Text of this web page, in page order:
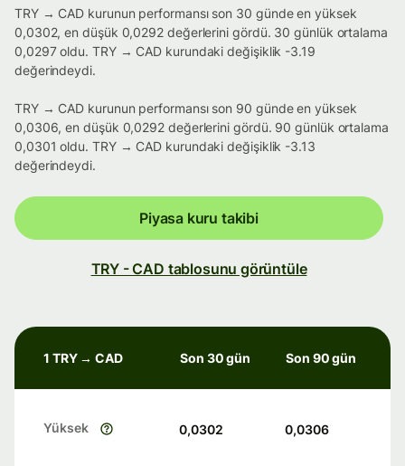
TRY → CAD kurunun performansı son 30 günde en yüksek
0,0302, en düşük 0,0292 değerlerini gördü. 30 günlük ortalama
0,0297 oldu. TRY → CAD kurundaki değişiklik -3.19
değerindeydi.
TRY → CAD kurunun performansı son 90 günde en yüksek
0,0306, en düşük 0,0292 değerlerini gördü. 90 günlük ortalama
0,0301 oldu. TRY → CAD kurundaki değişiklik -3.13
değerindeydi.
Piyasa kuru takibi
TRY - CAD tablosunu görüntüle
1 TRY → CAD Son 30 gün Son 90 gün
Yüksek 0,0302 0,0306